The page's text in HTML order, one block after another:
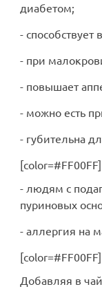
диабетом;
-
- при
- повышает
- можно есть
- губительна
- людям с
пуриновых
- аллергия на
Добавляя в